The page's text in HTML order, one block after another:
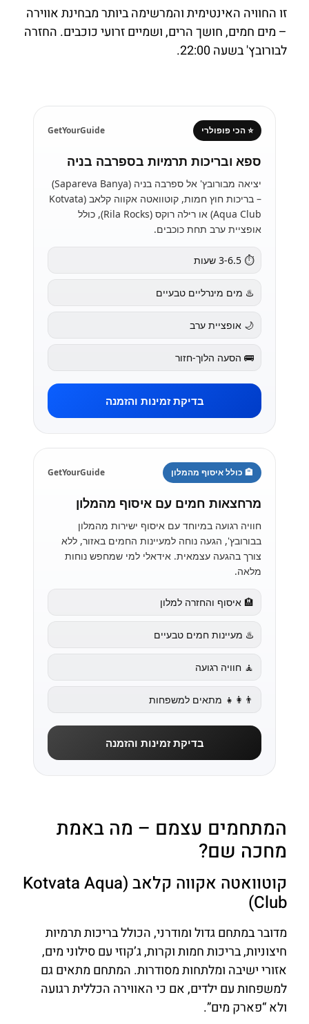
זו החוויה האינטימית והמרשימה ביותר מבחינת אווירה
– מים חמים, חושך הרים, ושמיים זרועי כוכבים. החזרה
לבורובץ' בשעה 22:00.
⭐ הכי פופולרי GetYourGuide
ספא ובריכות תרמיות בספרבה בניה
יציאה מבורובץ' אל ספרבה בניה (Sapareva Banya)
– בריכות חוץ חמות, קוטוואטה אקווה קלאב (Kotvata
Aqua Club) או רילה רוקס (Rila Rocks), כולל
אופציית ערב תחת כוכבים.
⏱️ 3-6.5 שעות
♨️ מים מינרליים טבעיים
🌙 אופציית ערב
🚌 הסעה הלוך-חזור
בדיקת זמינות והזמנה
🏨 כולל איסוף מהמלון GetYourGuide
מרחצאות חמים עם איסוף מהמלון
חוויה רגועה במיוחד עם איסוף ישירות מהמלון
בבורובץ', הגעה נוחה למעיינות החמים באזור, ללא
צורך בהגעה עצמאית. אידאלי למי שמחפש נוחות
מלאה.
🏨 איסוף והחזרה למלון
♨️ מעיינות חמים טבעיים
🧘 חוויה רגועה
👨‍👩‍👧 מתאים למשפחות
בדיקת זמינות והזמנה
המתחמים עצמם – מה באמת
מחכה שם?
קוטוואטה אקווה קלאב (Kotvata Aqua
Club)
מדובר במתחם גדול ומודרני, הכולל בריכות תרמיות
חיצוניות, בריכות חמות וקרות, ג’קוזי עם סילוני מים,
אזורי ישיבה ומלתחות מסודרות. המתחם מתאים גם
למשפחות עם ילדים, אם כי האווירה הכללית רגועה
ולא “פארק מים”.